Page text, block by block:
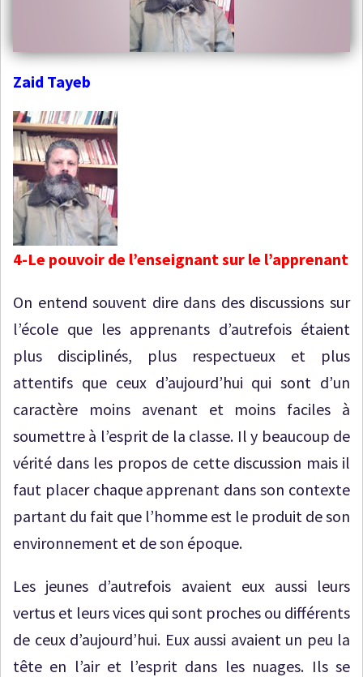
Zaid Tayeb
4-Le pouvoir de l’enseignant sur le l’apprenant
On entend souvent dire dans des discussions sur
l’école que les apprenants d’autrefois étaient
plus disciplinés, plus respectueux et plus
attentifs que ceux d’aujourd’hui qui sont d’un
caractère moins avenant et moins faciles à
soumettre à l’esprit de la classe. Il y beaucoup de
vérité dans les propos de cette discussion mais il
faut placer chaque apprenant dans son contexte
partant du fait que l’homme est le produit de son
environnement et de son époque.
Les jeunes d’autrefois avaient eux aussi leurs
vertus et leurs vices qui sont proches ou différents
de ceux d’aujourd’hui. Eux aussi avaient un peu la
tête en l’air et l’esprit dans les nuages. Ils se